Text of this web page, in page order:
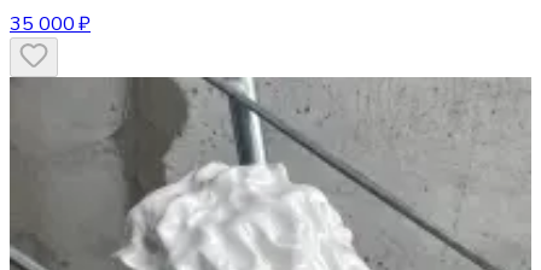
35 000 ₽